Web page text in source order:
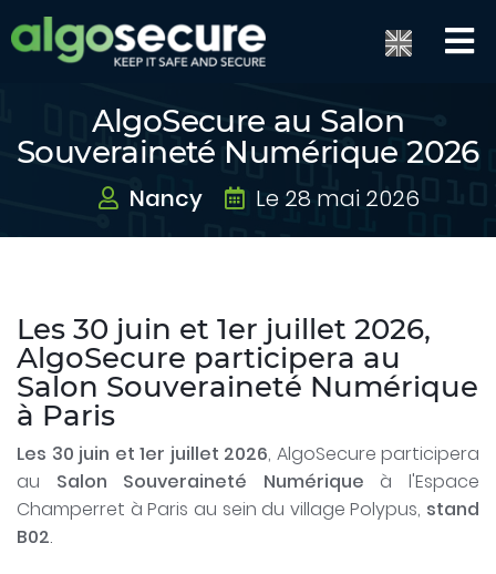
AlgoSecure au Salon
Souveraineté Numérique 2026
Nancy Le 28 mai 2026
Les 30 juin et 1er juillet 2026,
AlgoSecure participera au
Salon Souveraineté Numérique
à Paris
Les 30 juin et 1er juillet 2026, AlgoSecure participera
au Salon Souveraineté Numérique à l'Espace
Champerret à Paris au sein du village Polypus, stand
B02.